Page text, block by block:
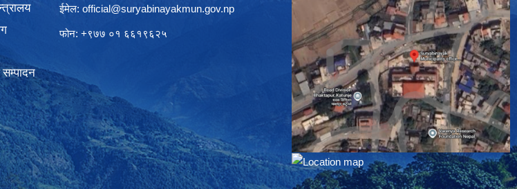
सम्पादन
ईमेल: official@suryabinayakmun.gov.np
फोन: +९७७ ०१ ६६१९६२५